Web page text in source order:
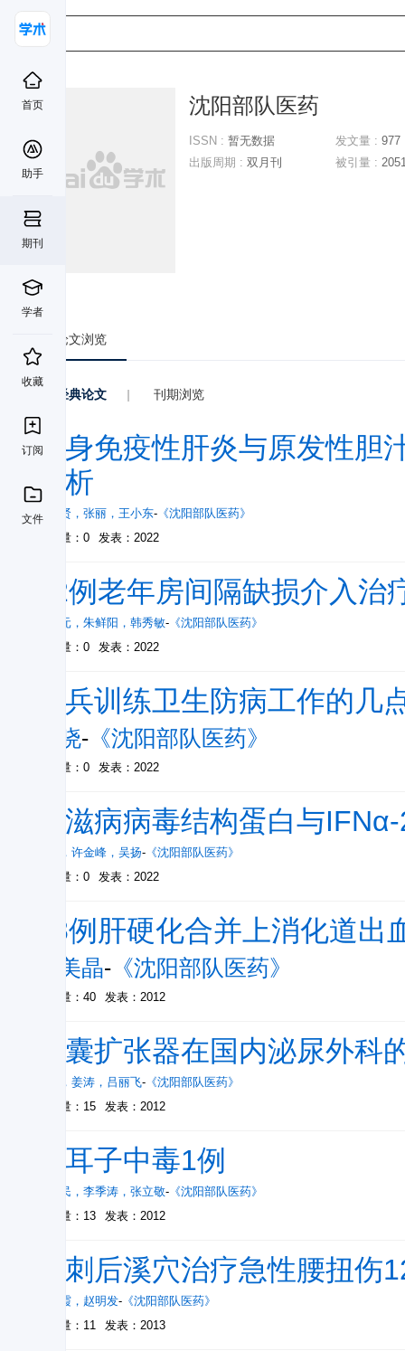
首页
助手
期刊
学者
收藏
订阅
文件
 沈阳部队医药
ISSN : 暂无数据
出版周期 : 双月刊
发文量 : 977
被引量 :
论文浏览
经典论文 | 刊期浏览
自身免疫性肝炎与原发性胆
分析
金国贤 ， 张丽 ， 王小东- 《沈阳部队医药》
被引量：0
发表：2022
82例老年房间隔缺损介入治
陈火元 ， 朱鲜阳 ， 韩秀敏- 《沈阳部队医药》
被引量：0
发表：2022
新兵训练卫生防病工作的几
刘晓- 《沈阳部队医药》
被引量：0 发表：2022
艾滋病病毒结构蛋白与
， 许金峰 ， 吴扬- 《沈阳部队医药》
被引量：0
发表：2022
58例肝硬化合并上消化道出
曲美晶- 《沈阳部队医药》
被引量：40 发表：2012
球囊扩张器在国内泌尿外科
， 姜涛 ， 吕丽飞- 《沈阳部队医药》
被引量：15
发表：2012
苍耳子中毒1例
陈积民 ， 李季涛 ， 张立敬- 《沈阳部队医药》
被引量：13
发表：2012
针刺后溪穴治疗急性腰扭伤
盛红霞 ， 赵明发- 《沈阳部队医药》
被引量：11
发表：2013